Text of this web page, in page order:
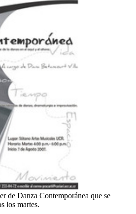
de Danza Contemporánea que se
los martes.